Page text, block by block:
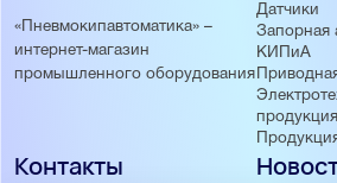
«Пневмокипавтоматика» –
интернет-магазин
промышленного оборудования
Датчики
Запорная
КИПиА
продукция
Контакты